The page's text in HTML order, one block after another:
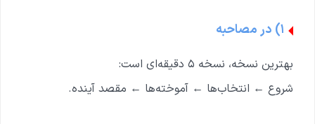
۱) در مصاحبه
بهترین نسخه، نسخه ۵ دقیقه‌ای است:
شروع ← انتخاب‌ها ← آموخته‌ها ← مقصد آینده.